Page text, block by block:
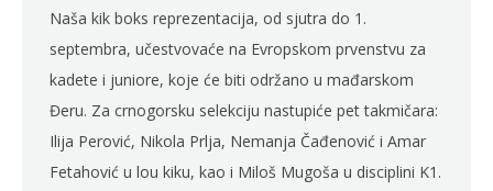
Naša kik boks reprezentacija, od sjutra do 1.
septembra, učestvovaće na Evropskom prvenstvu za
kadete i juniore, koje će biti održano u mađarskom
Đeru. Za crnogorsku selekciju nastupiće pet takmičara:
Ilija Perović, Nikola Prlja, Nemanja Čađenović i Amar
Fetahović u lou kiku, kao i Miloš Mugoša u disciplini K1.